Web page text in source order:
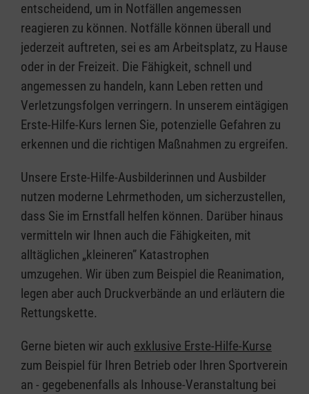
entscheidend, um in Notfällen angemessen
reagieren zu können. Notfälle können überall und
jederzeit auftreten, sei es am Arbeitsplatz, zu Hause
oder in der Freizeit. Die Fähigkeit, schnell und
angemessen zu handeln, kann Leben retten und
Verletzungsfolgen verringern. In unserem eintägigen
Erste-Hilfe-Kurs lernen Sie, potenzielle Gefahren zu
erkennen und die richtigen Maßnahmen zu ergreifen.
Unsere Erste-Hilfe-Ausbilderinnen und Ausbilder
nutzen moderne Lehrmethoden, um sicherzustellen,
dass Sie im Ernstfall helfen können. Darüber hinaus
vermitteln wir Ihnen auch die Fähigkeiten, mit
alltäglichen „kleineren” Katastrophen
umzugehen. Wir üben zum Beispiel die Reanimation,
legen aber auch Druckverbände an und erläutern die
Rettungskette.
Gerne bieten wir auch exklusive Erste-Hilfe-Kurse
zum Beispiel für Ihren Betrieb oder Ihren Sportverein
an - gegebenenfalls als Inhouse-Veranstaltung bei